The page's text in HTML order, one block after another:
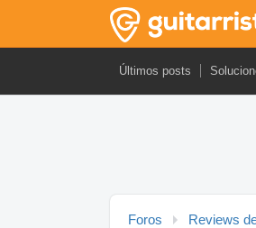
Últimos posts
Foros Reviews